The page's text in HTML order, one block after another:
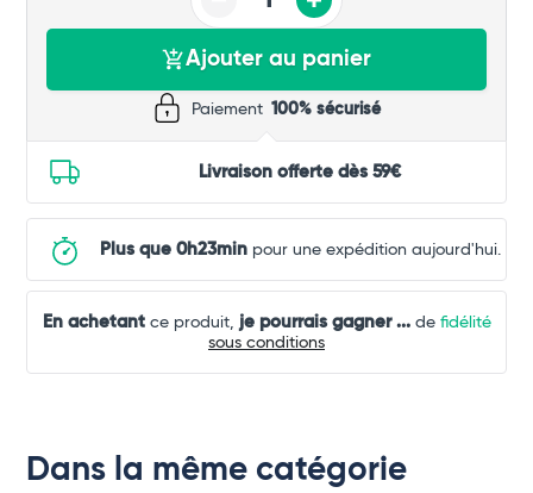
Ajouter au panier
Paiement 100% sécurisé
Livraison offerte dès 59€
Plus que 0h23minpour une expédition aujourd'hui.
En achetantce produit, je pourrais gagner ...de fidélité
sous conditions
Dans la même catégorie